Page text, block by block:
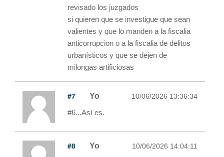
revisado los juzgados
si quieren que se investigue que sean
valientes y que lo manden a la fiscalia
anticorrupcion o a la fiscalia de delitos
urbanísticos y que se dejen de
milongas artificiosas
#7 Yo 10/06/2026 13:36:34
#6...Así es.
#8 Yo 10/06/2026 14:04:11